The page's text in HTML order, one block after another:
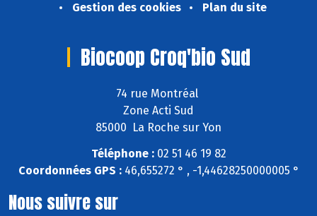
Gestion des cookies
Plan du site
Biocoop Croq'bio Sud
74 rue Montréal
Zone Acti Sud
85000 La Roche sur Yon
Téléphone :02 51 46 19 82
Coordonnées GPS :46,655272 ° , -1,44628250000005 °
Nous suivre sur